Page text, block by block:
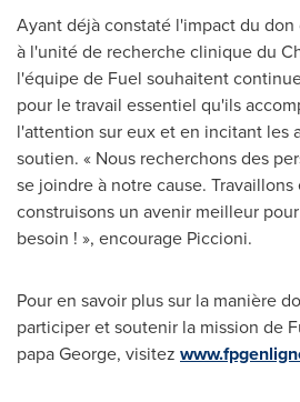
Ayant déjà constaté l'impact du
à l'unité de recherche clinique du
l'équipe de Fuel souhaitent
pour le travail essentiel qu'ils
l'attention sur eux et en incitant les
soutien. « Nous recherchons des
se joindre à notre cause.
construisons un avenir meilleur
besoin ! », encourage Piccioni.
Pour en savoir plus sur la manière
participer et soutenir la mission de
papa George, visitez